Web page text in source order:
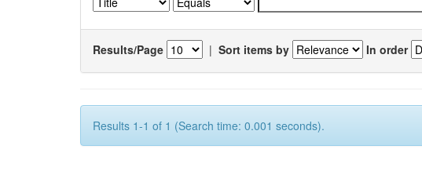
Results/Page | Sort items by In order
Results 1-1 of 1 (Search time: 0.001 seconds).